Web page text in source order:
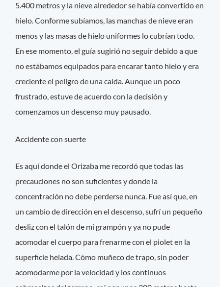
5.400 metros y la nieve alrededor se había convertido en
hielo. Conforme subíamos, las manchas de nieve eran
menos y las masas de hielo uniformes lo cubrían todo.
En ese momento, el guía sugirió no seguir debido a que
no estábamos equipados para encarar tanto hielo y era
creciente el peligro de una caída. Aunque un poco
frustrado, estuve de acuerdo con la decisión y
comenzamos un descenso muy pausado.
Accidente con suerte
Es aquí donde el Orizaba me recordó que todas las
precauciones no son suficientes y donde la
concentración no debe perderse nunca. Fue así que, en
un cambio de dirección en el descenso, sufrí un pequeño
desliz con el talón de mi grampón y ya no pude
acomodar el cuerpo para frenarme con el piolet en la
superficie helada. Cómo muñeco de trapo, sin poder
acomodarme por la velocidad y los contínuos